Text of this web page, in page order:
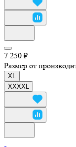
7 250 ₽
Размер от
XL
XXXXL